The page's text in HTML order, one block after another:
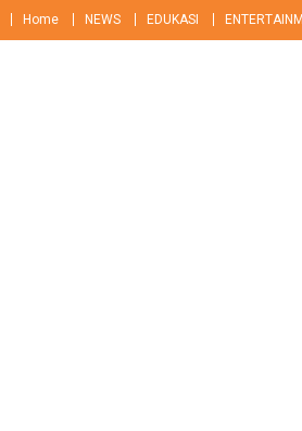
Home NEWS EDUKASI